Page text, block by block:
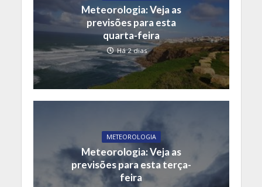
Meteorologia: Veja as
previsões para esta
quarta-feira
Há 2 dias
METEOROLOGIA
Meteorologia: Veja as
previsões para esta terça-
feira